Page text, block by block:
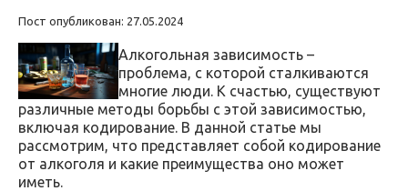
Пост опубликован: 27.05.2024
Алкогольная зависимость –
проблема, с которой сталкиваются
многие люди. К счастью, существуют
различные методы борьбы с этой зависимостью,
включая кодирование. В данной статье мы
рассмотрим, что представляет собой кодирование
от алкоголя и какие преимущества оно может
иметь.